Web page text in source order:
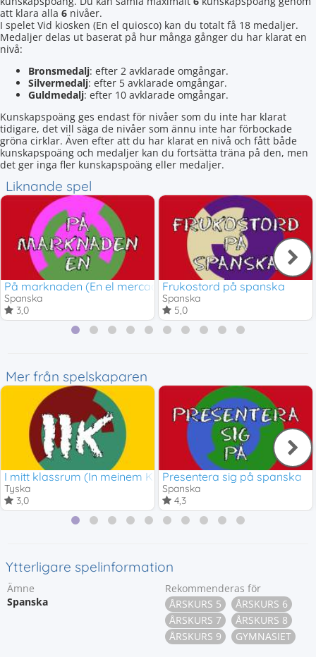
att klara alla 6 nivåer.
I spelet Vid kiosken (En el quiosco) kan du totalt få 18 medaljer.
Medaljer delas ut baserat på hur många gånger du har klarat en
nivå:
Bronsmedalj: efter 2 avklarade omgångar.
Silvermedalj: efter 5 avklarade omgångar.
Guldmedalj: efter 10 avklarade omgångar.
Kunskapspoäng ges endast för nivåer som du inte har klarat
tidigare, det vill säga de nivåer som ännu inte har förbockade
gröna cirklar. Även efter att du har klarat en nivå och fått både
kunskapspoäng och medaljer kan du fortsätta träna på den, men
det ger inga fler kunskapspoäng eller medaljer.
Liknande spel
På marknaden (En el mercado)
Spanska
3,0
Frukostord på spanska
Spanska
5,0
Mer från spelskaparen
I mitt klassrum (In meinem Klassenzimmer)
Tyska
3,0
Presentera sig på spanska
Spanska
4,3
Ytterligare spelinformation
Ämne
Spanska
Rekommenderas för
ÅRSKURS 5
ÅRSKURS 6
ÅRSKURS 7
ÅRSKURS 8
ÅRSKURS 9
GYMNASIET